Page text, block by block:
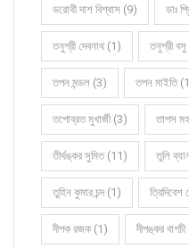
ডরোথী দাশ বিশ্বাস (9) ডাঃ
তনুশ্রী দেবনাথ (1) তনুশ্রী
তপন মন্ডল (3) তপন মাইতি
তপোব্রত মুখার্জী (3) তাপস
তীর্থঙ্কর সুমিত (11) তুলি
তুহিন কুমার চন্দ (1) ত্রিদিবেশ
দীপক রজক (1) দীপঙ্কর